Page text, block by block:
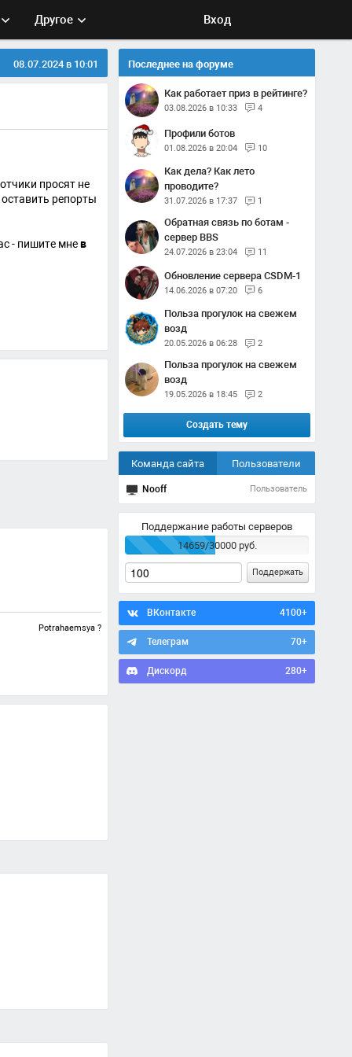
Другое Вход
08.07.2024 в 10:01
просят не
репорты
- пишите мнев
Potrahaemsya ?
Последнее на форуме
Как работает приз в рейтинге?
03.08.2026 в 10:33 4
Профили ботов
01.08.2026 в 20:04 10
Как дела? Как лето
проводите?
31.07.2026 в 17:37 1
Обратная связь по ботам -
сервер BBS
24.07.2026 в 23:04 11
Обновление сервера CSDM-1
14.06.2026 в 07:20 6
Польза прогулок на свежем
возд
20.05.2026 в 06:28 2
Польза прогулок на свежем
возд
19.05.2026 в 18:45 2
Создать тему
Команда сайта Пользователи
Nooff Пользователь
Поддержание работы серверов
14659/30000 руб.
Поддержать
ВКонтакте 4100+
Телеграм 70+
Дискорд 280+